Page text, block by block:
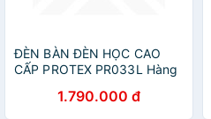
ĐÈN BÀN ĐÈN HỌC CAO
CẤP PROTEX PR033L Hàng
1.790.000 đ